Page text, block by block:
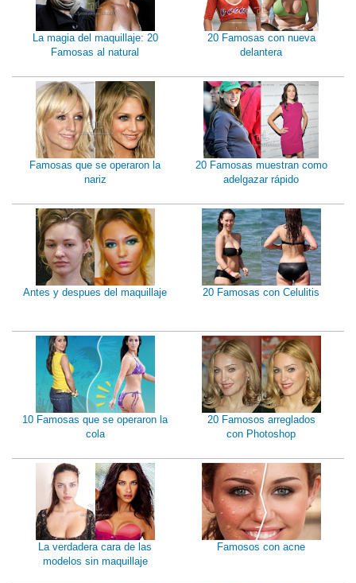
La magia del maquillaje: 20
Famosas al natural
20 Famosas con nueva
delantera
Famosas que se operaron la
nariz
20 Famosas muestran como
adelgazar rápido
Antes y despues del maquillaje 20 Famosas con Celulitis
10 Famosas que se operaron la
cola
20 Famosos arreglados
con Photoshop
La verdadera cara de las
modelos sin maquillaje
Famosos con acne